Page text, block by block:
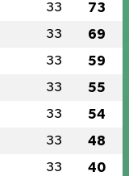
33 73
33 69
33 59
33 55
33 54
33 48
33 40